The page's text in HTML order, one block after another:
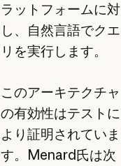
ラットフォームに対
し、自然言語でクエ
リを実行します。
このアーキテクチャ
の有効性はテストに
より証明されていま
す。Menard氏は次